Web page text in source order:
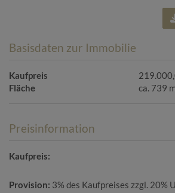
Basisdaten zur Immobilie
Kaufpreis
Fläche
ca. 739
Preisinformation
Kaufpreis:
Provision: 3% des Kaufpreises zzgl. 20%